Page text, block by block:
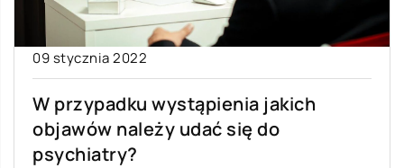
09 stycznia 2022
W przypadku wystąpienia jakich
objawów należy udać się do
psychiatry?